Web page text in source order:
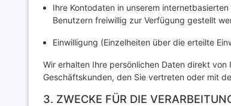
Ihre Kontodaten in unserem
Benutzern freiwillig zur Verfügung gestellt
Einwilligung (Einzelheiten über die erteilte
Wir erhalten Ihre persönlichen Daten direkt
Geschäftskunden, den Sie vertreten oder mit
3. ZWECKE FÜR DIE